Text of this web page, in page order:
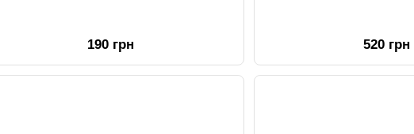
190 грн 520 грн